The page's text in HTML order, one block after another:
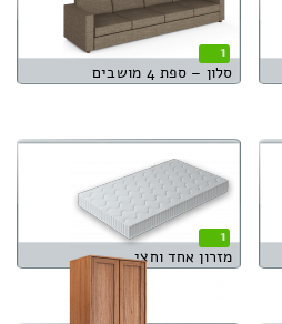
1
סלון – ספת 4 מושבים
1
מזרון אחד וחצי